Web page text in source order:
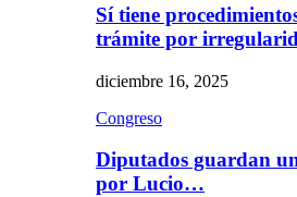
Sí tiene
trámite por
diciembre 16, 2025
Congreso
Diputados guardan
por Lucio…